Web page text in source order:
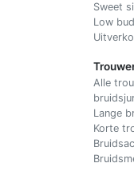
Sweet
Low
Alle
Lange
Korte